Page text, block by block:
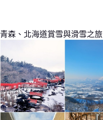
青森、北海道賞雪與滑雪之旅